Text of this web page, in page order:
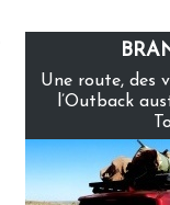
Une route, des
l’Outback